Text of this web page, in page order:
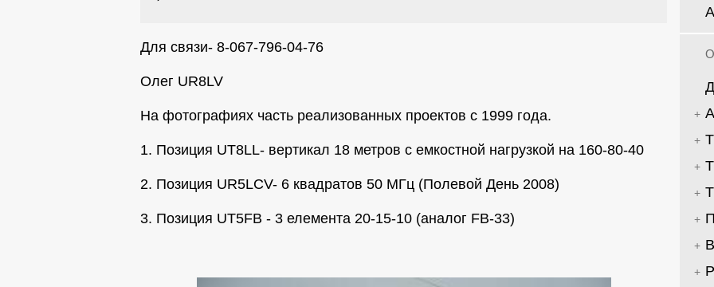
Для связи- 8-067-796-04-76
Олег UR8LV
На фотографиях часть реализованных проектов с 1999 года.
1. Позиция UT8LL- вертикал 18 метров с емкостной нагрузкой на 160-80-40
2. Позиция UR5LCV- 6 квадратов 50 МГц (Полевой День 2008)
3. Позиция UT5FB - 3 елемента 20-15-10 (аналог FB-33)